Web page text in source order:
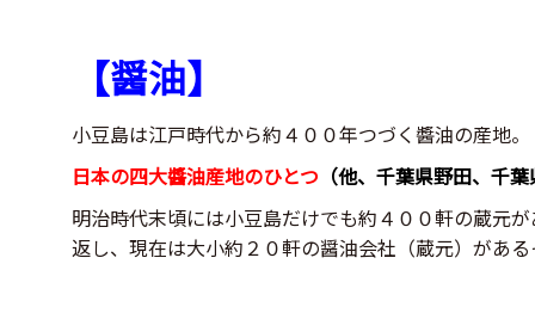
【醤油】
小豆島は江戸時代から約４００年つづく醬油の産地。
日本の四大醬油産地のひとつ （他、千葉県野田、千
明治時代末頃には小豆島だけでも約４００軒の蔵元
返し、現在は大小約２０軒の醤油会社（蔵元）があ